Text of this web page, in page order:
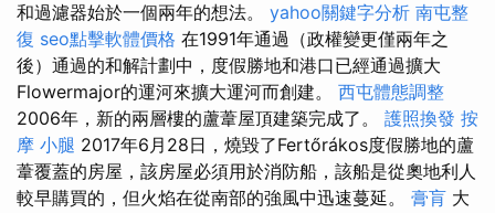
和過濾器始於一個兩年的想法。 yahoo關鍵字分析 南屯整
復 seo點擊軟體價格 在1991年通過（政權變更僅兩年之
後）通過的和解計劃中，度假勝地和港口已經通過擴大
Flowermajor的運河來擴大運河而創建。 西屯體態調整
2006年，新的兩層樓的蘆葦屋頂建築完成了。 護照換發 按
摩 小腿 2017年6月28日，燒毀了Fertőrákos度假勝地的蘆
葦覆蓋的房屋，該房屋必須用於消防船，該船是從奧地利人
較早購買的，但火焰在從南部的強風中迅速蔓延。 膏肓 大